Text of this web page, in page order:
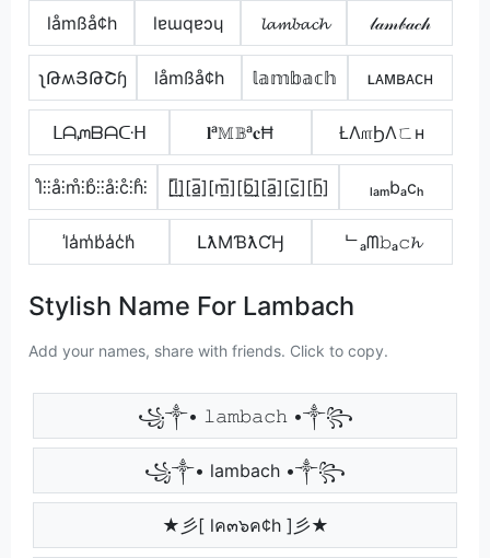
låmßå¢h lɐɯqɐɔɥ 𝓵𝓪𝓶𝓫𝓪𝓬𝓱 𝓁𝒶𝓂𝒷𝒶𝒸𝒽
ʅԹʍՅԹՇɧ låmßå¢h 𝕝𝕒𝕞𝕓𝕒𝕔𝕙 ʟᴀᴍʙᴀᴄʜ
ᒪᗩᘻᗷᗩᑢᕼ 𝐥ᵃ𝕄𝔹ᵃ𝐜Ħ ŁΛ௱ϦΛㄈн
l̊⫶⫶å⫶m̊⫶b̊⫶⫶å⫶c̊⫶h̊⫶ [l̲̅]̼[a̲̅][m̲̅][b̲̅]̼[a̲̅][c̲̅][h̲̅] ₗₐₘbₐcₕ
l̾a̾m̾b̾a̾c̾h̾ ԼƛMƁƛƇӇ ᄂₐᗰ𝚋ₐ𝚌𝓱
Stylish Name For Lambach
Add your names, share with friends. Click to copy.
꧁༒• 𝚕𝚊𝚖𝚋𝚊𝚌𝚑 •༒꧂
꧁༒• lambach •༒꧂
★彡[ lค๓๖ค¢h ]彡★